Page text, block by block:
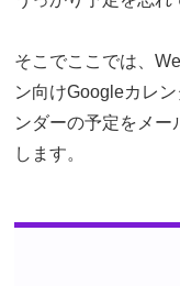
そこでここでは、
ン向けGoogleカレ
ンダーの予定をメー
します。